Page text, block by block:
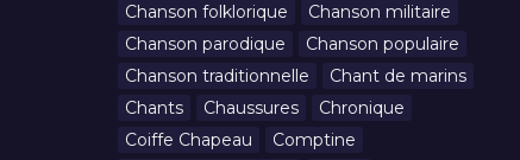
Chanson folklorique
Chanson militaire
Chanson parodique
Chanson populaire
Chanson traditionnelle
Chant de marins
Chants
Chaussures
Chronique
Coiffe Chapeau
Comptine